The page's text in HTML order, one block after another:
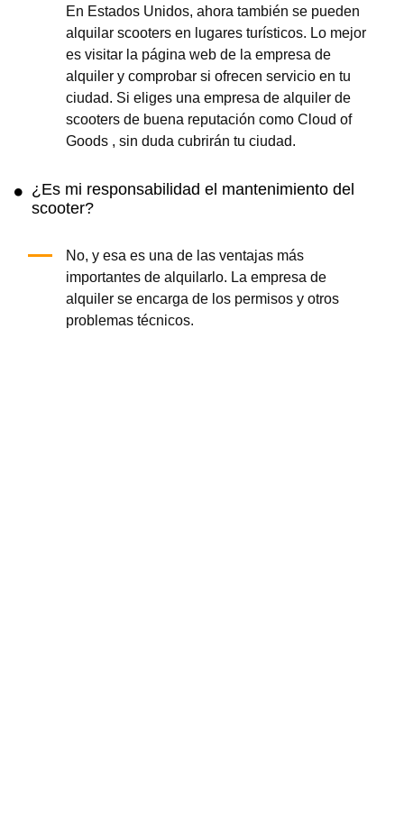
En Estados Unidos, ahora también se pueden
alquilar scooters en lugares turísticos. Lo mejor
es visitar la página web de la empresa de
alquiler y comprobar si ofrecen servicio en tu
ciudad. Si eliges una empresa de alquiler de
scooters de buena reputación como Cloud of
Goods , sin duda cubrirán tu ciudad.
¿Es mi responsabilidad el mantenimiento del
scooter?
No, y esa es una de las ventajas más
importantes de alquilarlo. La empresa de
alquiler se encarga de los permisos y otros
problemas técnicos.